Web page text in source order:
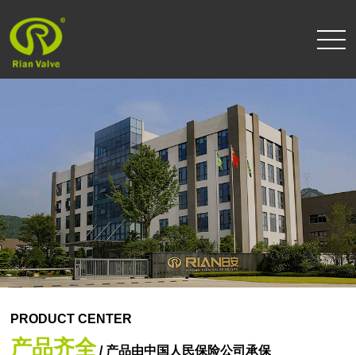
PRODUCT CENTER
产品齐全/ 产品由中国人民保险公司承保